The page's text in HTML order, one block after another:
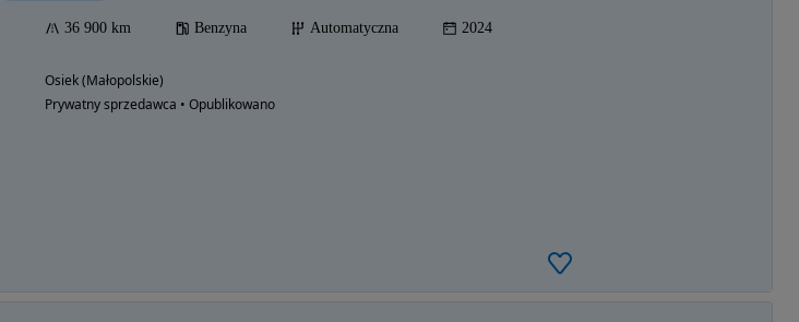
36 900 km Benzyna Automatyczna 2024
Osiek (Małopolskie)
Prywatny sprzedawca • Opublikowano